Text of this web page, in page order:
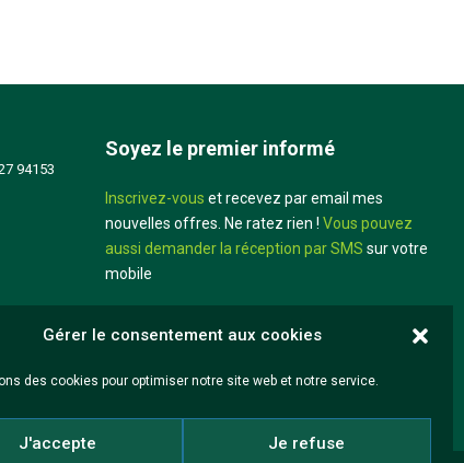
Gérer le consentement aux cookies
des cookies pour optimiser notre site web et notre service.
J'accepte Je refuse
94153
Soyez le premier informé
Inscrivez-vous et recevez par email mes
nouvelles offres. Ne ratez rien ! Vous pouvez
aussi demander la réception par SMS sur votre
mobile